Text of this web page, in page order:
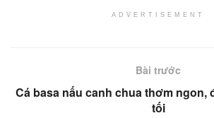
ADVERTISEMENT
Bài trước
Cá basa nấu canh chua thơm ngon,
tối